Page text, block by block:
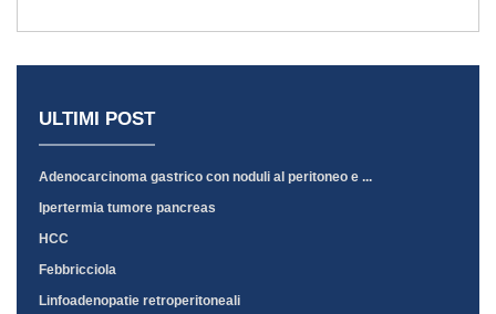
ULTIMI POST
Adenocarcinoma gastrico con noduli al peritoneo e ...
Ipertermia tumore pancreas
HCC
Febbricciola
Linfoadenopatie retroperitoneali